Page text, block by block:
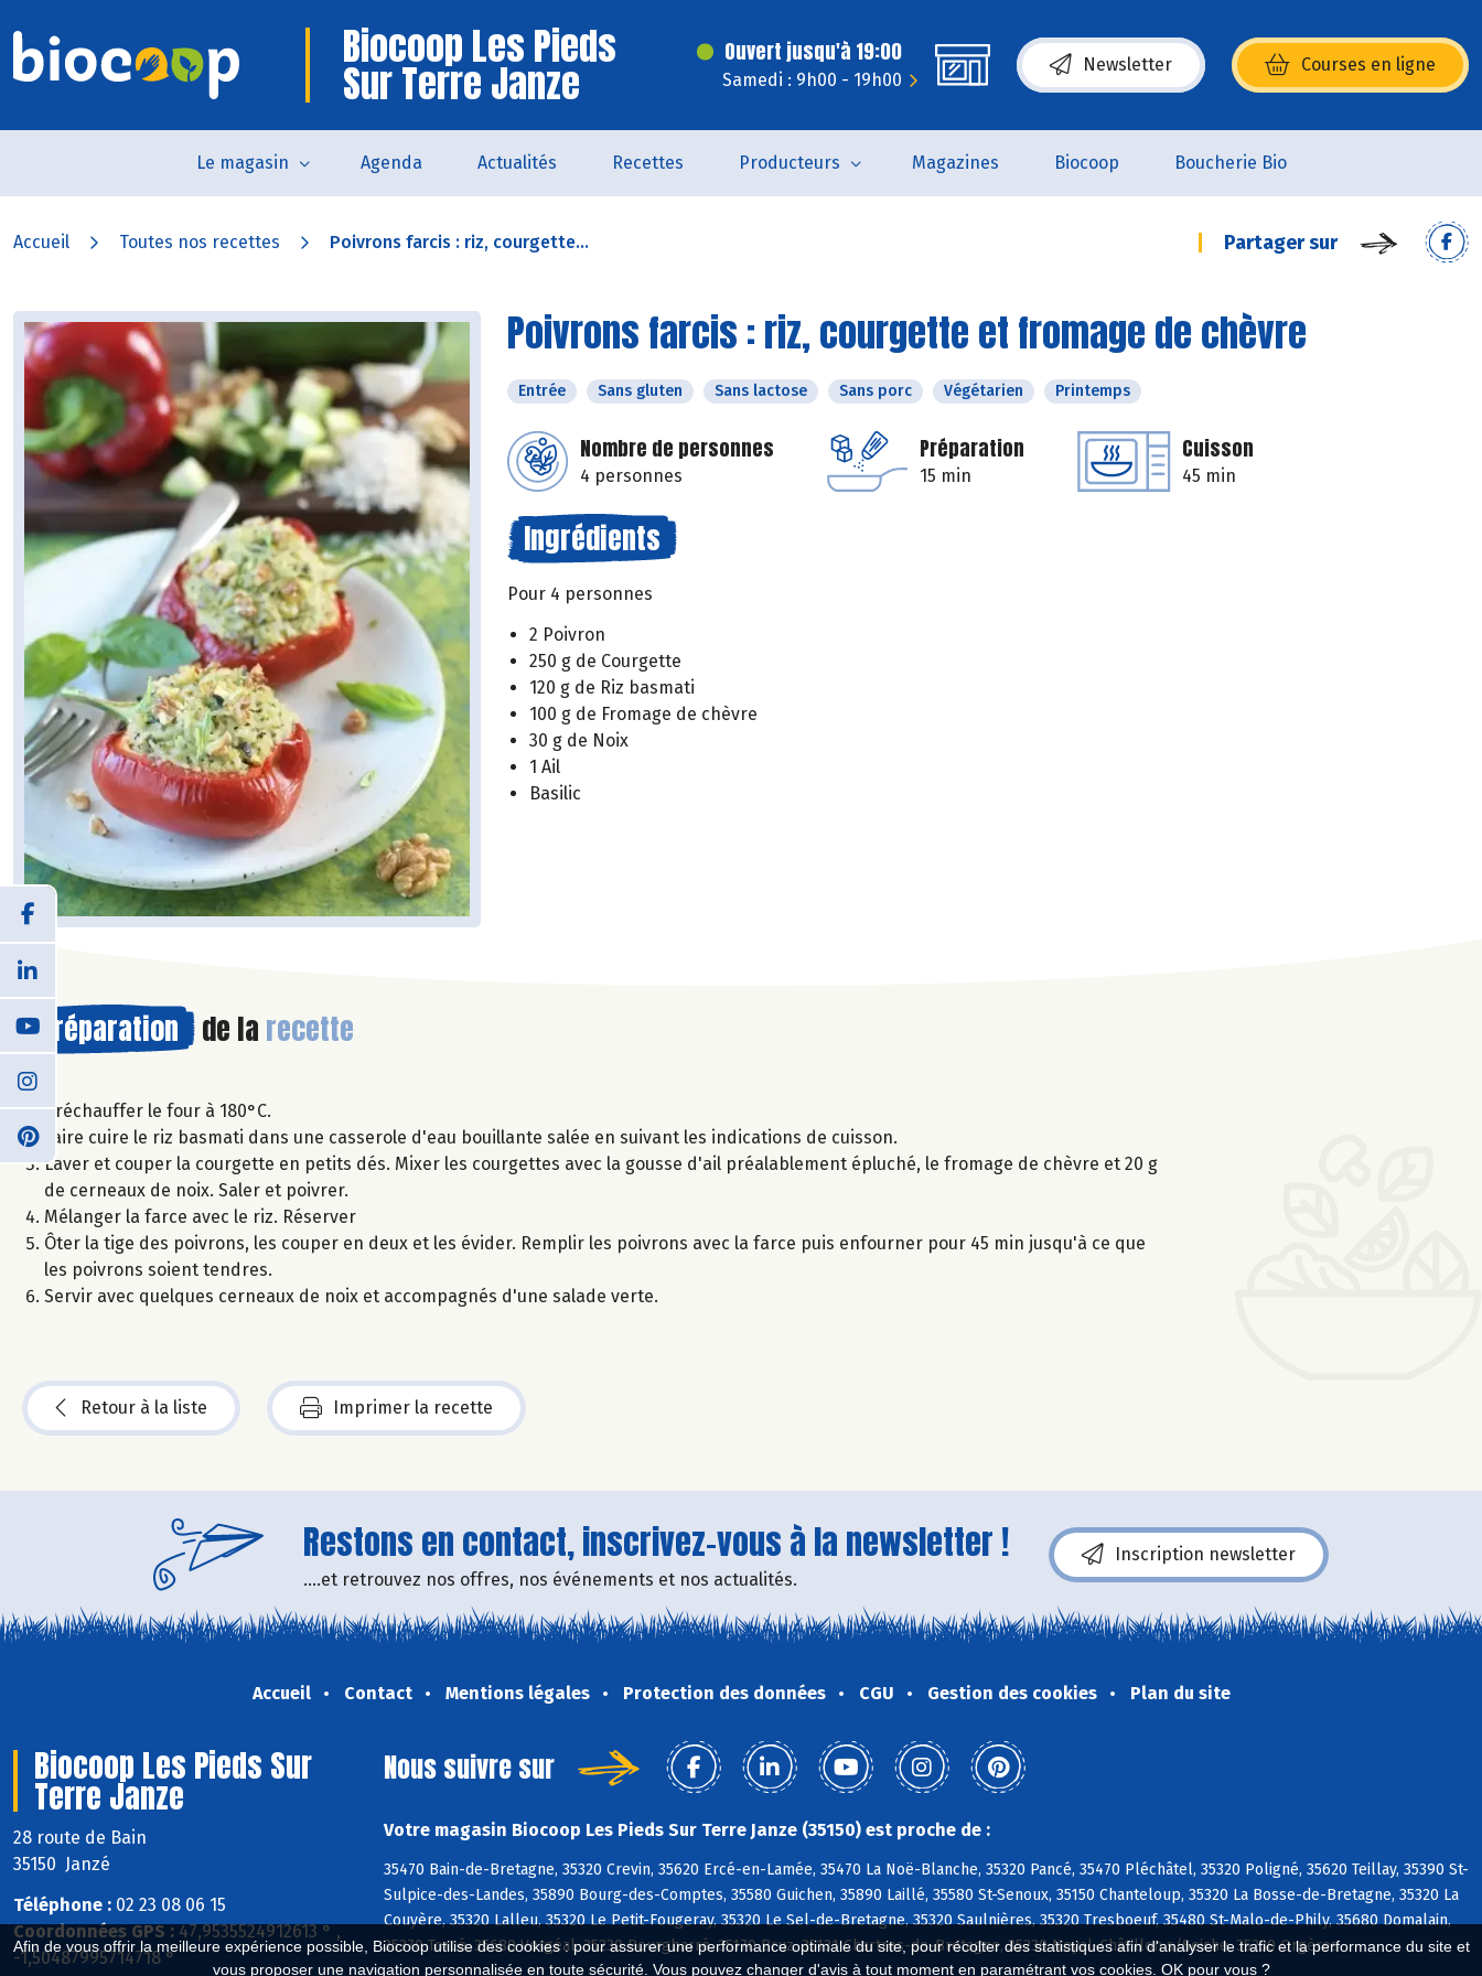
Afin de vous offrir la meilleure expérience possible, Biocoop utilise des cookies : pour assurer une performance optimale du site, pour récolter des statistiques afin d'analyser le trafic et la performance du site et
vous proposer une navigation personnalisée en toute sécurité. Vous pouvez changer d'avis à tout moment en paramétrant vos cookies. OK pour vous ?
Biocoop Les Pieds
Sur Terre Janze
Ouvert jusqu'à 19:00
Samedi : 9h00 - 19h00
Newsletter Courses en ligne
(s’ouvre dans une nouvelle fenêtre)
Le magasin Agenda Actualités Recettes Producteurs Magazines Biocoop Boucherie Bio
Accueil Toutes nos recettes Poivrons farcis : riz, courgette... Partager sur
Poivrons farcis : riz, courgette et fromage de chèvre
Entrée Sans gluten Sans lactose Sans porc Végétarien Printemps
Nombre de personnes
4 personnes
Préparation
15 min
Cuisson
45 min
Ingrédients
Pour 4 personnes
2 Poivron
250 g de Courgette
120 g de Riz basmati
100 g de Fromage de chèvre
30 g de Noix
1 Ail
Basilic
Préparation de la recette
Préchauffer le four à 180°C.
Faire cuire le riz basmati dans une casserole d'eau bouillante salée en suivant les indications de cuisson.
Laver et couper la courgette en petits dés. Mixer les courgettes avec la gousse d'ail préalablement épluché, le fromage de chèvre et 20 g
de cerneaux de noix. Saler et poivrer.
Mélanger la farce avec le riz. Réserver
Ôter la tige des poivrons, les couper en deux et les évider. Remplir les poivrons avec la farce puis enfourner pour 45 min jusqu'à ce que
les poivrons soient tendres.
Servir avec quelques cerneaux de noix et accompagnés d'une salade verte.
Retour à la liste Imprimer la recette
Restons en contact, inscrivez-vous à la newsletter !
....et retrouvez nos offres, nos événements et nos actualités.
Inscription newsletter
Accueil Contact Mentions légales Protection des données CGU Gestion des cookies Plan du site
Biocoop Les Pieds Sur
Terre Janze
28 route de Bain
35150 Janzé
Téléphone : 02 23 08 06 15
Coordonnées GPS : 47,9535524912613 ° ,
-1,50487995714718 °
Nous suivre sur
Votre magasin Biocoop Les Pieds Sur Terre Janze (35150) est proche de :
35470 Bain-de-Bretagne, 35320 Crevin, 35620 Ercé-en-Lamée, 35470 La Noë-Blanche, 35320 Pancé, 35470 Pléchâtel, 35320 Poligné, 35620 Teillay, 35390 St-
Sulpice-des-Landes, 35890 Bourg-des-Comptes, 35580 Guichen, 35890 Laillé, 35580 St-Senoux, 35150 Chanteloup, 35320 La Bosse-de-Bretagne, 35320 La
Couyère, 35320 Lalleu, 35320 Le Petit-Fougeray, 35320 Le Sel-de-Bretagne, 35320 Saulnières, 35320 Tresboeuf, 35480 St-Malo-de-Phily, 35680 Domalain,
35370 Torcé, 35680 Vergéal, 35230 Bourgbarré, 35170 Bruz, 35131 Chartres-de-Bretagne, 35230 Noyal-Châtillon s/Seiche, 35230 Orgères